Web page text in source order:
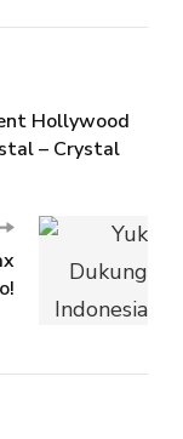
Hollywood
– Crystal